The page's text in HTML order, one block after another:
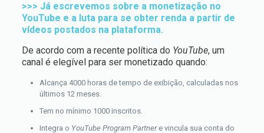
>>> Já escrevemos sobre a monetização no
YouTube e a luta para se obter renda a partir de
vídeos postados na plataforma.
De acordo com a recente política do YouTube, um
canal é elegível para ser monetizado quando:
Alcança 4000 horas de tempo de exibição, calculadas nos
últimos 12 meses.
Tem no mínimo 1000 inscritos.
Integra o YouTube Program Partnere vincula sua conta do